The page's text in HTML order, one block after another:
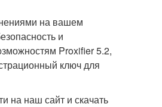
на вашем
и
Proxifier 5.2,
ключ для
на наш сайт и скачать